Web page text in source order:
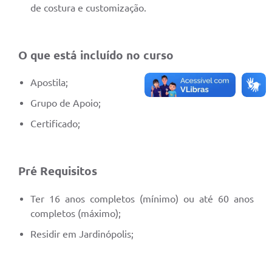
de costura e customização.
O que está incluído no curso
Apostila;
Grupo de Apoio;
Certificado;
Pré Requisitos
Ter 16 anos completos (mínimo) ou até 60 anos
completos (máximo);
Residir em Jardinópolis;